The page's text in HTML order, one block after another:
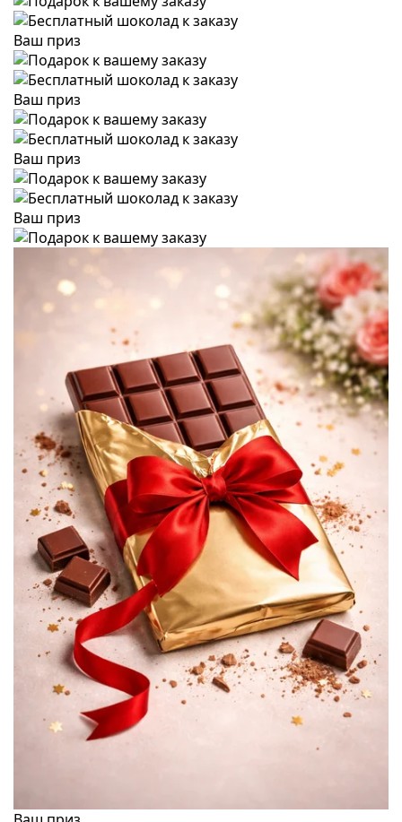
Ваш приз
Ваш приз
Ваш приз
Ваш приз